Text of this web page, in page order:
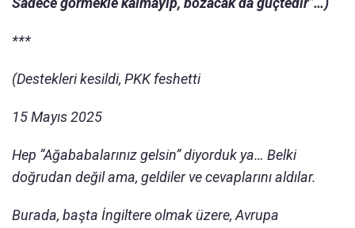
***
(Destekleri kesildi, PKK feshetti
15 Mayıs 2025
Hep “Ağababalarınız gelsin” diyorduk ya… Belki
doğrudan değil ama, geldiler ve cevaplarını aldılar.
Burada, başta İngiltere olmak üzere, Avrupa